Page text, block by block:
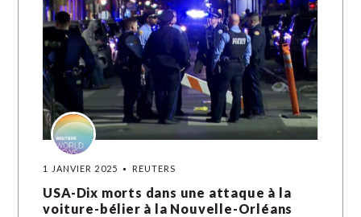
1 JANVIER 2025 REUTERS
USA-Dix morts dans une attaque à la
voiture-bélier à la Nouvelle-Orléans